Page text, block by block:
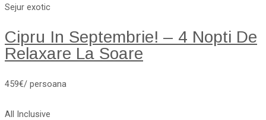
Sejur exotic
Cipru In Septembrie! – 4 Nopti De
Relaxare La Soare
459€/ persoana
All Inclusive